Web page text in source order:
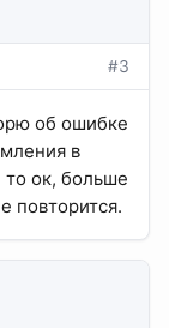
#3
об ошибке
в
то ок, больше
повторится.